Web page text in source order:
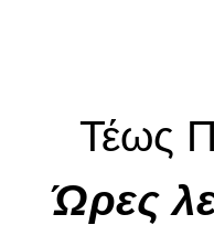
Τέως
Ώρες